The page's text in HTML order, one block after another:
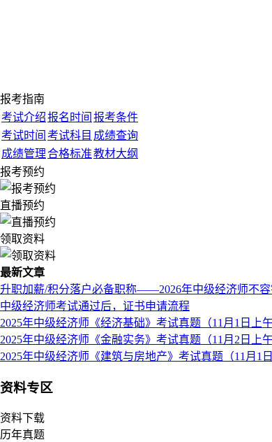
报考指南
考试介绍报名时间 报考条件
考试时间 考试科目 成绩查询
成绩管理合格标准教材大纲
报考预约
直播预约
领取资料
最新文章
升职加薪/积分落户必备职称——2026年中级经济师不容
中级经济师考试通过后，证书申请流程
2025年中级经济师《经济基础》考试真题（11月1日上午
2025年中级经济师《金融实务》考试真题（11月2日上午
2025年中级经济师《建筑与房地产》考试真题（11月1日
资料专区
资料下载
历年真题